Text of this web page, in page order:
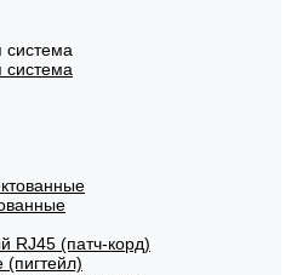
система
система
RJ45 (патч-корд)